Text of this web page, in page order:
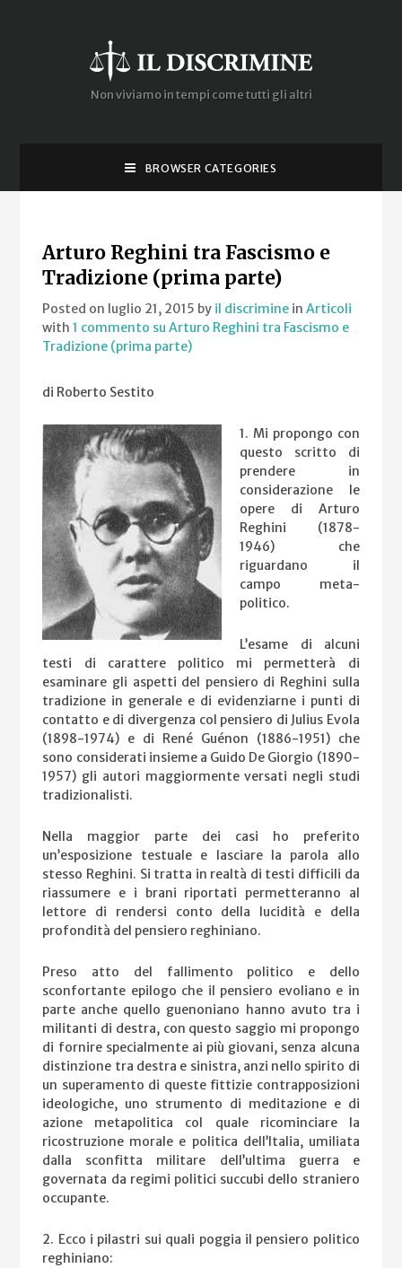
Non viviamo in tempi come tutti gli altri
BROWSER CATEGORIES
Arturo Reghini tra Fascismo e
Tradizione (prima parte)
Posted on luglio 21, 2015 by il discrimine inArticoli
with1 commento su Arturo Reghini tra Fascismo e
Tradizione (prima parte)
di Roberto Sestito
1. Mi propongo con
questo scritto di
prendere in
considerazione le
opere di Arturo
Reghini (1878-
1946) che
riguardano il
campo meta-
politico.
L’esame di alcuni
testi di carattere politico mi permetterà di
esaminare gli aspetti del pensiero di Reghini sulla
tradizione in generale e di evidenziarne i punti di
contatto e di divergenza col pensiero di Julius Evola
(1898-1974) e di René Guénon (1886-1951) che
sono considerati insieme a Guido De Giorgio (1890-
1957) gli autori maggiormente versati negli studi
tradizionalisti.
Nella maggior parte dei casi ho preferito
un’esposizione testuale e lasciare la parola allo
stesso Reghini. Si tratta in realtà di testi difficili da
riassumere e i brani riportati permetteranno al
lettore di rendersi conto della lucidità e della
profondità del pensiero reghiniano.
Preso atto del fallimento politico e dello
sconfortante epilogo che il pensiero evoliano e in
parte anche quello guenoniano hanno avuto tra i
militanti di destra, con questo saggio mi propongo
di fornire specialmente ai più giovani, senza alcuna
distinzione tra destra e sinistra, anzi nello spirito di
un superamento di queste fittizie contrapposizioni
ideologiche, uno strumento di meditazione e di
azione metapolitica col quale ricominciare la
ricostruzione morale e politica dell’Italia, umiliata
dalla sconfitta militare dell’ultima guerra e
governata da regimi politici succubi dello straniero
occupante.
2. Ecco i pilastri sui quali poggia il pensiero politico
reghiniano: